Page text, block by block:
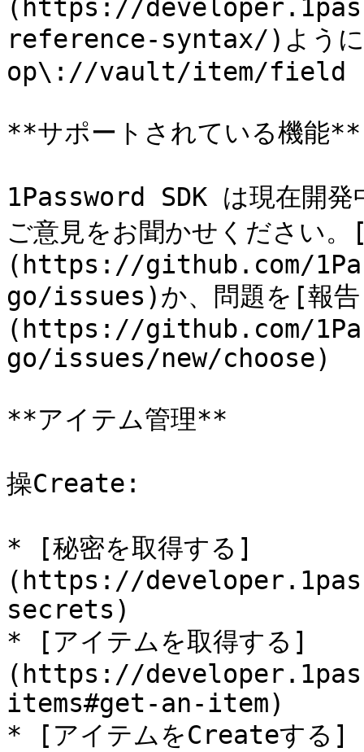
(https://
reference-syntax/)ように
op\://vault/item/field
**サポートされている機能**
1Password SDK は現在開発
ご意見をお聞かせください
(https://github.com/
go/issues)か、問題を[報告
(https://github.com/
go/issues/new/choose)
**アイテム管理**
操Create:
* [秘密を取得する]
(https://
secrets)
* [アイテムを取得する]
(https://
items#get-an-item)
* [アイテムをCreateする]